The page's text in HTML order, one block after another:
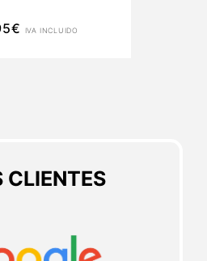
CLIENTES
€ IVA INCLUIDO